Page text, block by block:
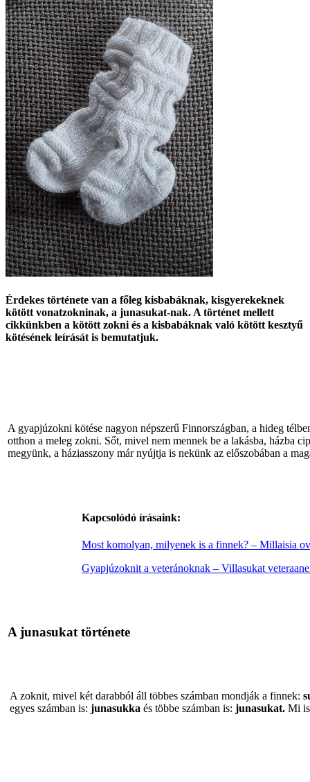
Érdekes története van a főleg kisbabáknak, kisgyerekeknek
kötött vonatzokninak, a junasukat-nak. A történet mellett
cikkünkben a kötött zokni és a kisbabáknak való kötött kesztyű
kötésének leírását is bemutatjuk.
A gyapjúzokni kötése nagyon népszerű Finnországban, a hideg
otthon a meleg zokni. Sőt, mivel nem mennek be a lakásba, házba
megyünk, a háziasszony már nyújtja is nekünk az előszobában a
Kapcsolódó írásaink:
Most komolyan, milyenek is a finnek? – Millaisia
Gyapjúzoknit a veteránoknak – Villasukat
A junasukat története
A zoknit, mivel két darabból áll többes számban mondják a finnek:
egyes számban is: junasukka és többe számban is: junasukat. Mi